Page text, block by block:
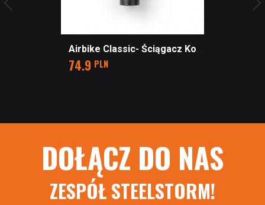
Cena
74.9 PLN
DOŁĄCZ DO NAS
ZESPÓŁ STEELSTORM!